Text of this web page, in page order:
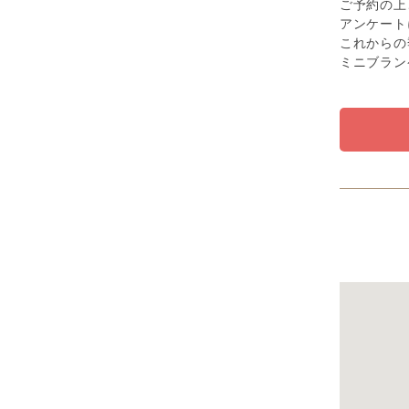
ご予約の
アンケー
これから
ミニブラ